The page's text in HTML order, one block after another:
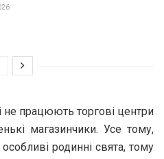
не працюють торгові центри
магазинчики. Усе тому,
родинні свята, тому